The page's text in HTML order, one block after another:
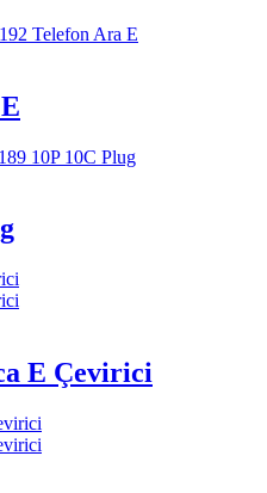
E Çevirici